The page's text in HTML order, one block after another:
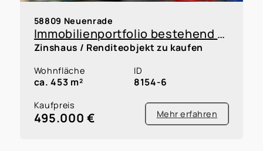
58809 Neuenrade
Immobilienportfolio bestehend aus 5 Reihenhäusern und 5 Garagen innerhalb einer WEG, Faktor 12,8
Zinshaus / Renditeobjekt zu kaufen
Wohnfläche
ca. 453 m²
ID
8154-6
Kaufpreis
495.000 € Mehr erfahren